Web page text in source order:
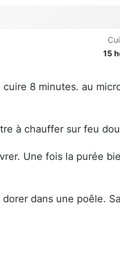
15
8 minutes. au
à chauffer sur feu
Une fois la purée
dans une poêle.